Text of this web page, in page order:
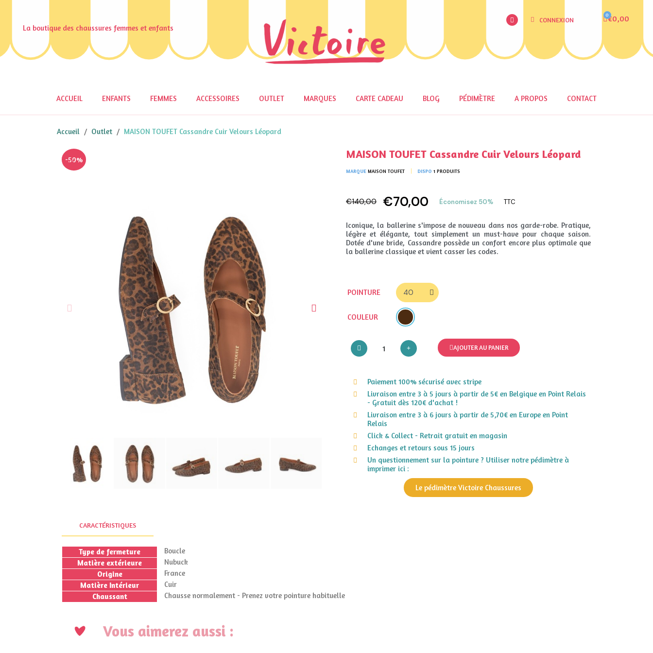
La boutique des chaussures femmes et enfants
CONNEXION €0,00
ACCUEIL ENFANTS FEMMES ACCESSOIRES OUTLET MARQUES CARTE CADEAU BLOG PÉDIMÈTRE A PROPOS CONTACT
Accueil Outlet MAISON TOUFET Cassandre Cuir Velours Léopard
-50% MAISON TOUFET Cassandre Cuir Velours Léopard
MARQUE MAISON TOUFET DISPO 1 PRODUITS
€140,00 €70,00 Économisez 50% TTC
Iconique, la ballerine s'impose de nouveau dans nos garde-robe. Pratique,
légère et élégante, tout simplement un must-have pour chaque saison.
Dotée d'une bride, Cassandre possède un confort encore plus optimale que
la ballerine classique et vient casser les codes.
POINTURE
COULEUR
AJOUTER AU PANIER
Paiement 100% sécurisé avec stripe
Livraison entre 3 à 5 jours à partir de 5€ en Belgique en Point Relais
- Gratuit dès 120€ d'achat !
Livraison entre 3 à 6 jours à partir de 5,70€ en Europe en Point
Relais
Click & Collect - Retrait gratuit en magasin
Echanges et retours sous 15 jours
Un questionnement sur la pointure ? Utiliser notre pédimètre à
imprimer ici :
Le pédimètre Victoire Chaussures
CARACTÉRISTIQUES
Type de fermeture
Boucle
Matière extérieure
Nubuck
Origine
France
Matière Intérieur
Cuir
Chaussant
Chausse normalement - Prenez votre pointure habituelle
Vous aimerez aussi :